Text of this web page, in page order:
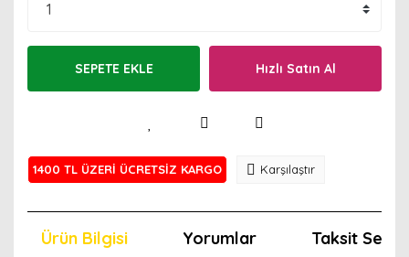
SEPETE EKLE Hızlı Satın Al
1400 TL ÜZERİ ÜCRETSİZ KARGO Karşılaştır
Ürün Bilgisi Yorumlar Taksit